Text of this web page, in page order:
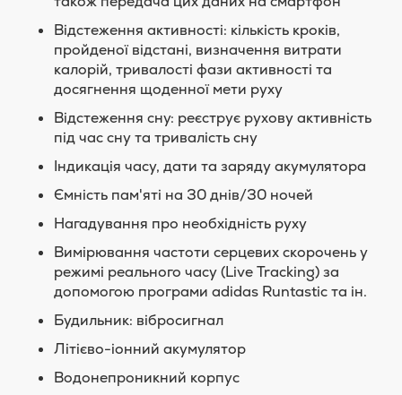
Відстеження активності: кількість кроків,
пройденої відстані, визначення витрати
калорій, тривалості фази активності та
досягнення щоденної мети руху
Відстеження сну: реєструє рухову активність
під час сну та тривалість сну
Індикація часу, дати та заряду акумулятора
Ємність пам'яті на 30 днів/30 ночей
Нагадування про необхідність руху
Вимірювання частоти серцевих скорочень у
режимі реального часу (Live Tracking) за
допомогою програми adidas Runtastic та ін.
Будильник: вібросигнал
Літієво-іонний акумулятор
Водонепроникний корпус